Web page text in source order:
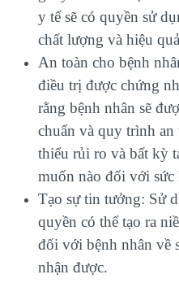
y tế sẽ có quyền sử
chất lượng và hiệu
An toàn cho bệnh
điều trị được chứng
rằng bệnh nhân sẽ
chuẩn và quy trình
thiểu rủi ro và bất kỳ
muốn nào đối với sức
Tạo sự tin tưởng: Sử
quyền có thể tạo ra
đối với bệnh nhân về
nhận được.